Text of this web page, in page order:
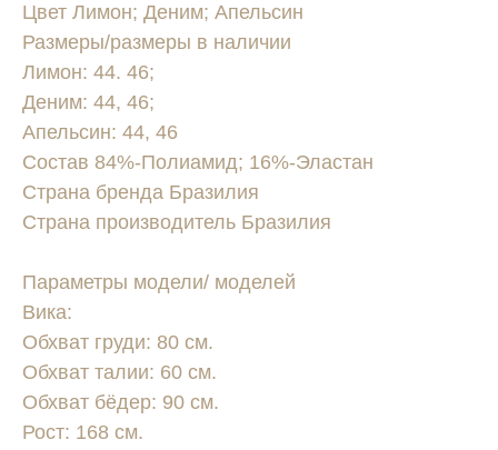
Цвет Лимон; Деним; Апельсин
Размеры/размеры в наличии
Лимон: 44. 46;
Деним: 44, 46;
Апельсин: 44, 46
Состав 84%-Полиамид; 16%-Эластан
Страна бренда Бразилия
Страна производитель Бразилия
Параметры модели/ моделей
Вика:
Обхват груди: 80 см.
Обхват талии: 60 см.
Обхват бёдер: 90 см.
Рост: 168 см.